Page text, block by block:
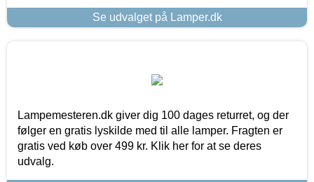
Se udvalget på Lamper.dk
Lampemesteren.dk giver dig 100 dages returret, og der
følger en gratis lyskilde med til alle lamper. Fragten er
gratis ved køb over 499 kr. Klik her for at se deres
udvalg.